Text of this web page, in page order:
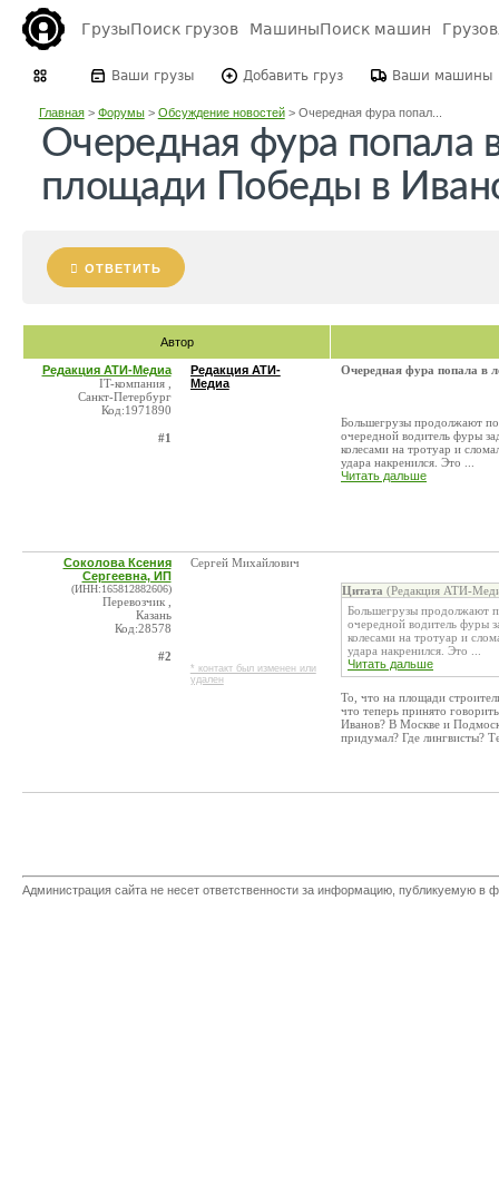
ГрузыПоиск грузов МашиныПоиск машин
Ваши грузы Добавить груз Ваши машины
Главная> Форумы> Обсуждение новостей> Очередная фура попал...
Очередная фура попала
площади Победы в
ОТВЕТИТЬ
Автор
Редакция АТИ-Медиа
IT-компания ,
Санкт-Петербург
Код:1971890
#1
Редакция АТИ-
Медиа
Очередная фура попала в
Большегрузы продолжают
очередной водитель фуры
колесами на тротуар и
удара накренился. Это ...
Читать дальше
Соколова Ксения
Сергеевна, ИП
(ИНН:165812882606)
Перевозчик ,
Казань
Код:28578
#2
Сергей Михайлович
* контакт был изменен или
удален
Цитата (Редакция АТИ-
Большегрузы продолжают
очередной водитель фуры
колесами на тротуар и
удара накренился. Это ...
Читать дальше
То, что на площади
что теперь принято
Иванов? В Москве и
придумал? Где лингвисты?
Администрация сайта не несет ответственности за информацию, публикуемую